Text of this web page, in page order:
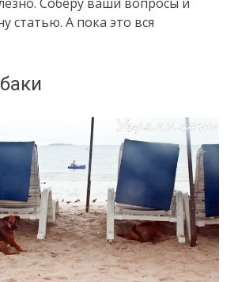
статью. А пока это вся